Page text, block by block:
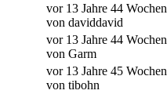
vor 13 Jahre 44 Wochen
von daviddavid
vor 13 Jahre 44 Wochen
von Garm
vor 13 Jahre 45 Wochen
von tibohn